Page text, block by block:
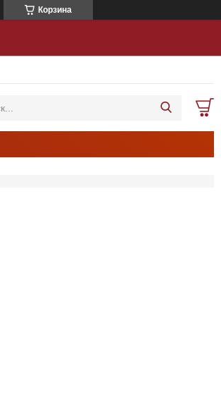
Корзина